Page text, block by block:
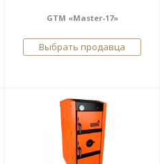
GTM «Master-17»
Выбрать продавца